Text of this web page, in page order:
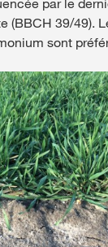
(BBCH 39/49).
sont